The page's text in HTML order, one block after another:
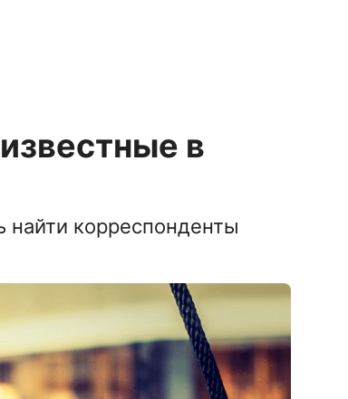
в
найти корреспонденты